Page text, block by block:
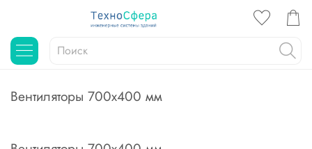
Вентиляторы 700х400 мм